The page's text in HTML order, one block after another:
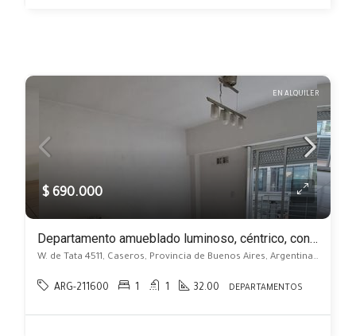
EN ALQUILER
$ 690.000
Departamento amueblado luminoso, céntrico, con balcón sin expensas
W. de Tata 4511, Caseros, Provincia de Buenos Aires, Argentina, Caseros, Caseros
ARG-211600 1 1 32.00 DEPARTAMENTOS